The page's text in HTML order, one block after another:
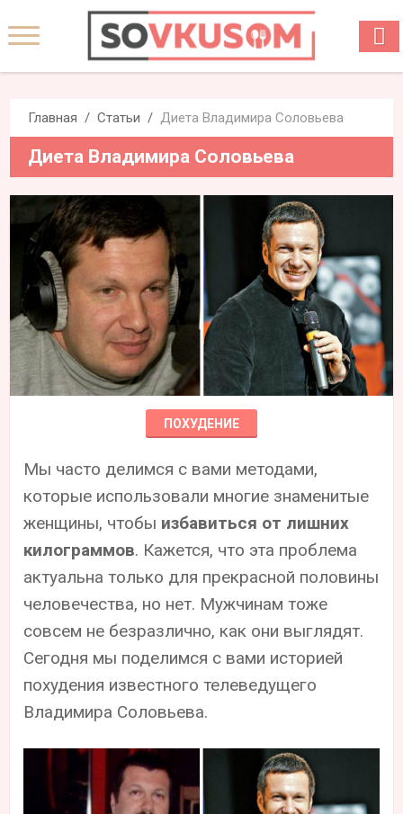
Главная Статьи Диета Владимира Соловьева
Диета Владимира Соловьева
ПОХУДЕНИЕ
Мы часто делимся с вами методами,
которые использовали многие знаменитые
женщины, чтобы избавиться от лишних
килограммов. Кажется, что эта проблема
актуальна только для прекрасной половины
человечества, но нет. Мужчинам тоже
совсем не безразлично, как они выглядят.
Сегодня мы поделимся с вами историей
похудения известного телеведущего
Владимира Соловьева.